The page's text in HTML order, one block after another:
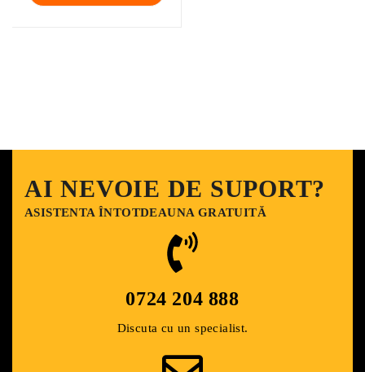
AI NEVOIE DE SUPORT?
ASISTENTA ÎNTOTDEAUNA GRATUITĂ
0724 204 888​
Discuta cu un specialist.